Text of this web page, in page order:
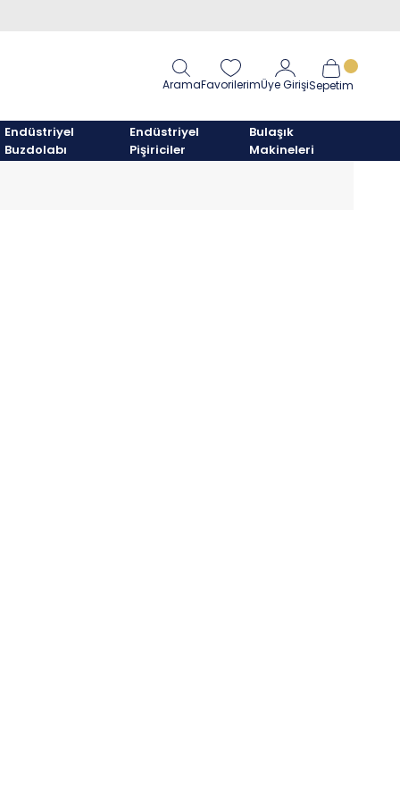
AramaFavorilerimÜye GirişiSepetim
Endüstriyel
Buzdolabı
Endüstriyel
Pişiriciler
Bulaşık
Makineleri